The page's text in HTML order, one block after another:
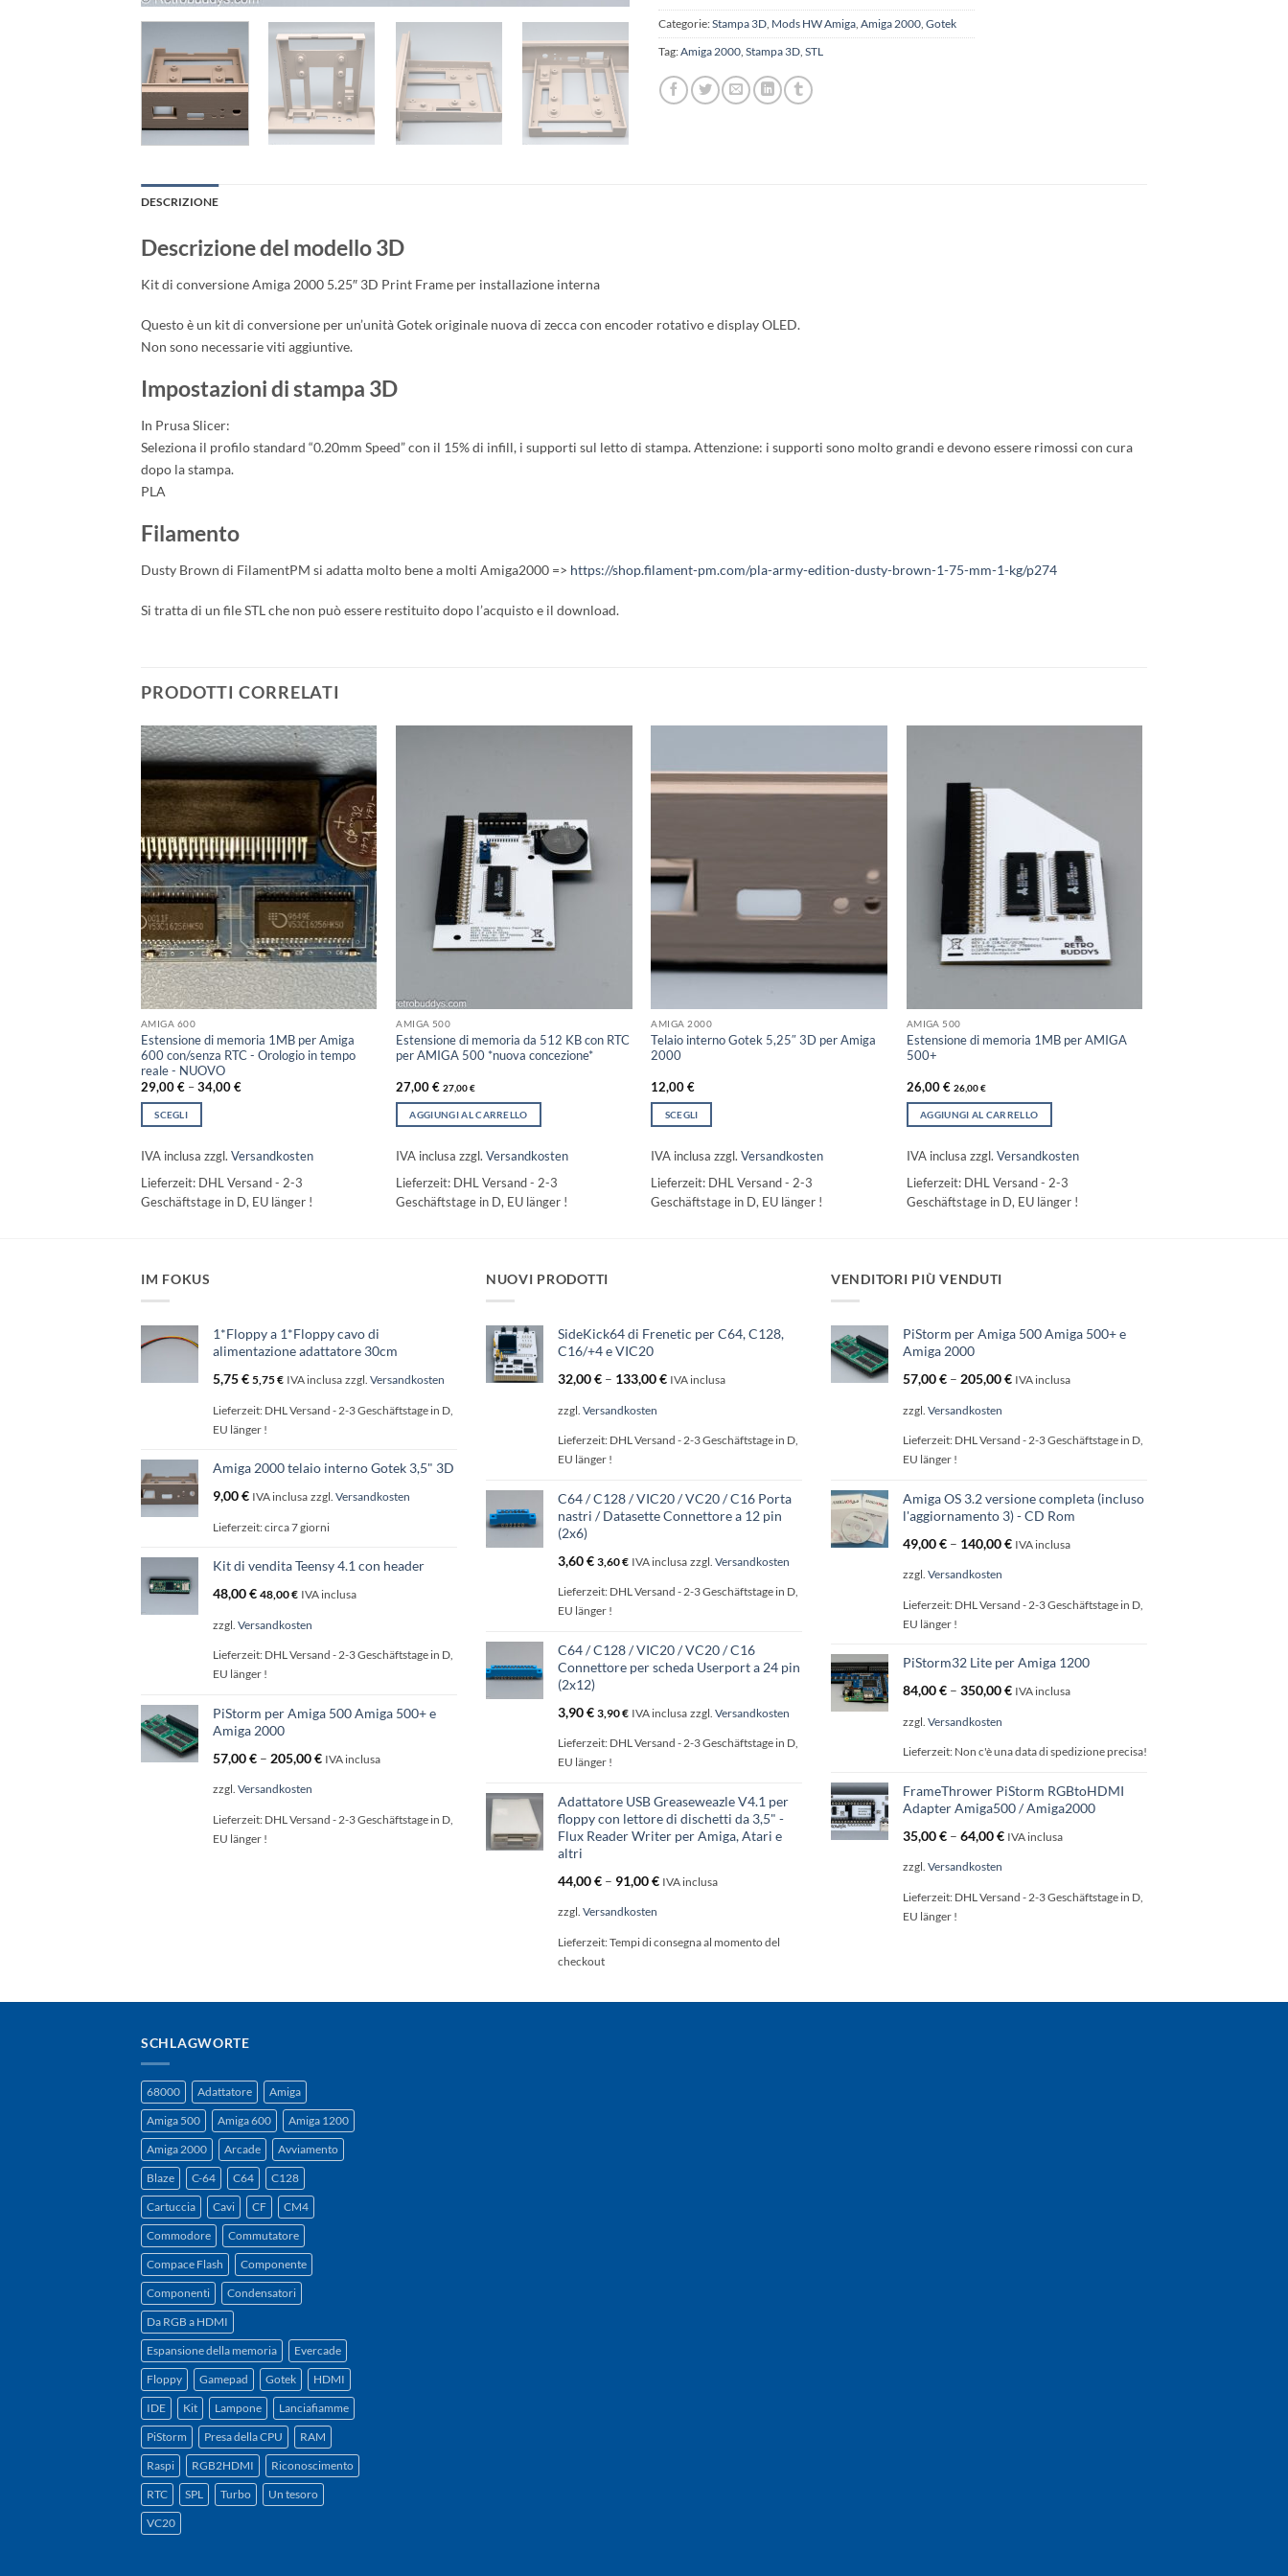
Categorie:Stampa 3D Mods HW Amiga Amiga 2000 Gotek
Tag: Amiga 2000 Stampa 3D STL
DESCRIZIONE
Descrizione del modello 3D
Kit di conversione Amiga 2000 5.25″ 3D Print Frame per installazione interna
Questo è un kit di conversione per un’unità Gotek originale nuova di zecca con encoder rotativo e display OLED.
Non sono necessarie viti aggiuntive.
Impostazioni di stampa 3D
In Prusa Slicer:
Seleziona il profilo standard “0.20mm Speed” con il 15% di infill, i supporti sul letto di stampa. Attenzione: i supporti sono molto grandi e devono essere rimossi con cura
dopo la stampa.
PLA
Filamento
Dusty Brown di FilamentPM si adatta molto bene a molti Amiga2000 => https://shop.filament-pm.com/pla-army-edition-dusty-brown-1-75-mm-1-kg/p274
Si tratta di un file STL che non può essere restituito dopo l’acquisto e il download.
PRODOTTI CORRELATI
AMIGA 600
Estensione di memoria 1MB per Amiga
600 con/senza RTC - Orologio in tempo
reale - NUOVO
29,00€–34,00€
SCEGLI
prodotto
ha
più
essere
nella
pagina
prodotto
IVA inclusa zzgl. Versandkosten
Lieferzeit: DHL Versand - 2-3
Geschäftstage in D, EU länger !
AMIGA 500
Estensione di memoria da 512 KB con RTC
per AMIGA 500 *nuova concezione*
27,00€ 27,00€
AGGIUNGI AL CARRELLO
IVA inclusa zzgl.Versandkosten
Lieferzeit: DHL Versand - 2-3
Geschäftstage in D, EU länger !
AMIGA 2000
Telaio interno Gotek 5,25″ 3D per Amiga
2000
12,00€
SCEGLI
prodotto
ha
più
pagina
prodotto
IVA inclusa zzgl.Versandkosten
Lieferzeit: DHL Versand - 2-3
Geschäftstage in D, EU länger !
AMIGA 500
Estensione di memoria 1MB per AMIGA
500+
26,00€ 26,00€
AGGIUNGI AL CARRELLO
IVA inclusa zzgl. Versandkosten
Lieferzeit: DHL Versand - 2-3
Geschäftstage in D, EU länger !
IM FOKUS
1*Floppy a 1*Floppy cavo di
alimentazione adattatore 30cm
5,75€ 5,75€ IVA inclusa zzgl. Versandkosten
Lieferzeit: DHL Versand - 2-3 Geschäftstage in D,
EU länger !
Amiga 2000 telaio interno Gotek 3,5" 3D
9,00€ IVA inclusa zzgl. Versandkosten
Lieferzeit:circa 7 giorni
Kit di vendita Teensy 4.1 con header
48,00€ 48,00€ IVA inclusa
zzgl. Versandkosten
Lieferzeit: DHL Versand - 2-3 Geschäftstage in D,
EU länger !
PiStorm per Amiga 500 Amiga 500+ e
Amiga 2000
57,00€ – 205,00€ IVA inclusa
zzgl. Versandkosten
Lieferzeit: DHL Versand - 2-3 Geschäftstage in D,
EU länger !
NUOVI PRODOTTI
SideKick64 di Frenetic per C64, C128,
C16/+4 e VIC20
32,00€ – 133,00€ IVA inclusa
zzgl. Versandkosten
Lieferzeit: DHL Versand - 2-3 Geschäftstage in D,
EU länger !
C64 / C128 / VIC20 / VC20 / C16 Porta
nastri / Datasette Connettore a 12 pin
(2x6)
3,60€ 3,60€ IVA inclusa zzgl. Versandkosten
Lieferzeit: DHL Versand - 2-3 Geschäftstage in D,
EU länger !
C64 / C128 / VIC20 / VC20 / C16
Connettore per scheda Userport a 24 pin
(2x12)
3,90€ 3,90€ IVA inclusa zzgl. Versandkosten
Lieferzeit: DHL Versand - 2-3 Geschäftstage in D,
EU länger !
Adattatore USB Greaseweazle V4.1 per
floppy con lettore di dischetti da 3,5" -
Flux Reader Writer per Amiga, Atari e
altri
44,00€ – 91,00€ IVA inclusa
zzgl. Versandkosten
Lieferzeit:Tempi di consegna al momento del
checkout
VENDITORI PIÙ VENDUTI
PiStorm per Amiga 500 Amiga 500+ e
Amiga 2000
57,00€ – 205,00€ IVA inclusa
zzgl. Versandkosten
Lieferzeit: DHL Versand - 2-3 Geschäftstage in D,
EU länger !
Amiga OS 3.2 versione completa (incluso
l'aggiornamento 3) - CD Rom
49,00€ – 140,00€ IVA inclusa
zzgl. Versandkosten
Lieferzeit: DHL Versand - 2-3 Geschäftstage in D,
EU länger !
PiStorm32 Lite per Amiga 1200
84,00€ – 350,00€ IVA inclusa
zzgl. Versandkosten
Lieferzeit: Non c'è una data di spedizione precisa!
FrameThrower PiStorm RGBtoHDMI
Adapter Amiga500 / Amiga2000
35,00€ – 64,00€ IVA inclusa
zzgl. Versandkosten
Lieferzeit: DHL Versand - 2-3 Geschäftstage in D,
EU länger !
SCHLAGWORTE
68000 Adattatore Amiga
Amiga 500 Amiga 600 Amiga 1200
Amiga 2000 Arcade Avviamento
Blaze C-64 C64 C128
Cartuccia Cavi CF CM4
Commodore Commutatore
Compace Flash Componente
Componenti Condensatori
Da RGB a HDMI
Espansione della memoria Evercade
Floppy Gamepad Gotek HDMI
IDE Kit Lampone Lanciafiamme
PiStorm Presa della CPU RAM
Raspi RGB2HDMI Riconoscimento
RTC SPL Turbo Un tesoro
VC20